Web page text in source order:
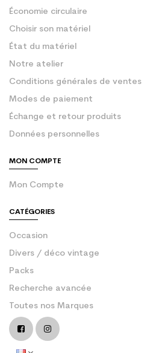
Économie circulaire
Choisir son matériel
État du matériel
Notre atelier
Conditions générales de ventes
Modes de paiement
Échange et retour produits
Données personnelles
MON COMPTE
Mon Compte
CATÉGORIES
Occasion
Divers / déco vintage
Packs
Recherche avancée
Toutes nos Marques